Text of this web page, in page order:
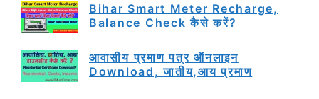
Bihar Smart Meter Recharge,
Balance Check कैसे करें?
आवासीय प्रमाण पत्र ऑनलाइन
Download, जातीय,आय प्रमाण